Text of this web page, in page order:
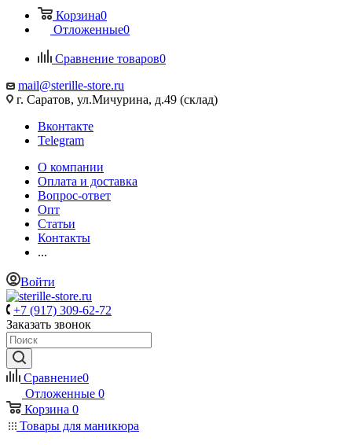
Корзина0
Отложенные0
Сравнение товаров0
mail@sterille-store.ru
г. Саратов, ул.Мичурина, д.49 (склад)
Вконтакте
Telegram
О компании
Оплата и доставка
Вопрос-ответ
Опт
Статьи
Контакты
...
Войти
+7 (917) 309-62-72
Заказать звонок
Сравнение0
Отложенные 0
Корзина 0
Товары для маникюра